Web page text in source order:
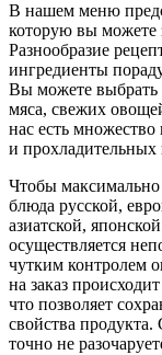
В нашем меню
которую вы можете
Разнообразие
ингредиенты
Вы можете выбрать
мяса, свежих
нас есть
и прохладительных
Чтобы
блюда русской,
азиатской,
осуществляется
чутким контролем
на заказ
что позволяет
свойства
точно не